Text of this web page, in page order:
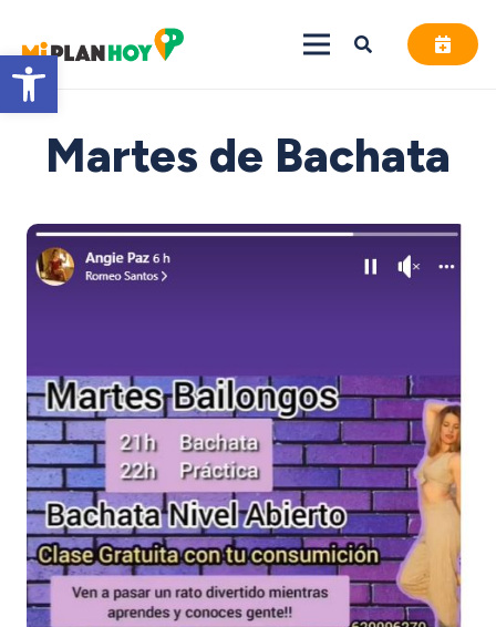
Abrir barra de herramientas
Martes de Bachata